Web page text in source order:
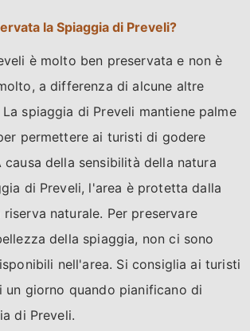
la Spiaggia di Preveli?
è molto ben preservata e non è
a differenza di alcune altre
spiaggia di Preveli mantiene palme
permettere ai turisti di godere
causa della sensibilità della natura
di Preveli, l'area è protetta dalla
naturale. Per preservare
della spiaggia, non ci sono
nell'area. Si consiglia ai turisti
un giorno quando pianificano di
di Preveli.